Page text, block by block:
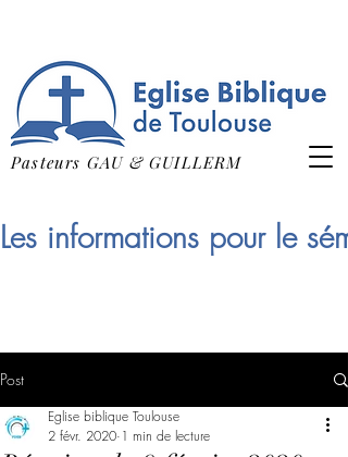
Pasteurs GAU & GUILLERM
Les informations pour le
Post
Eglise biblique Toulouse
2 févr. 2020 1 min de lecture